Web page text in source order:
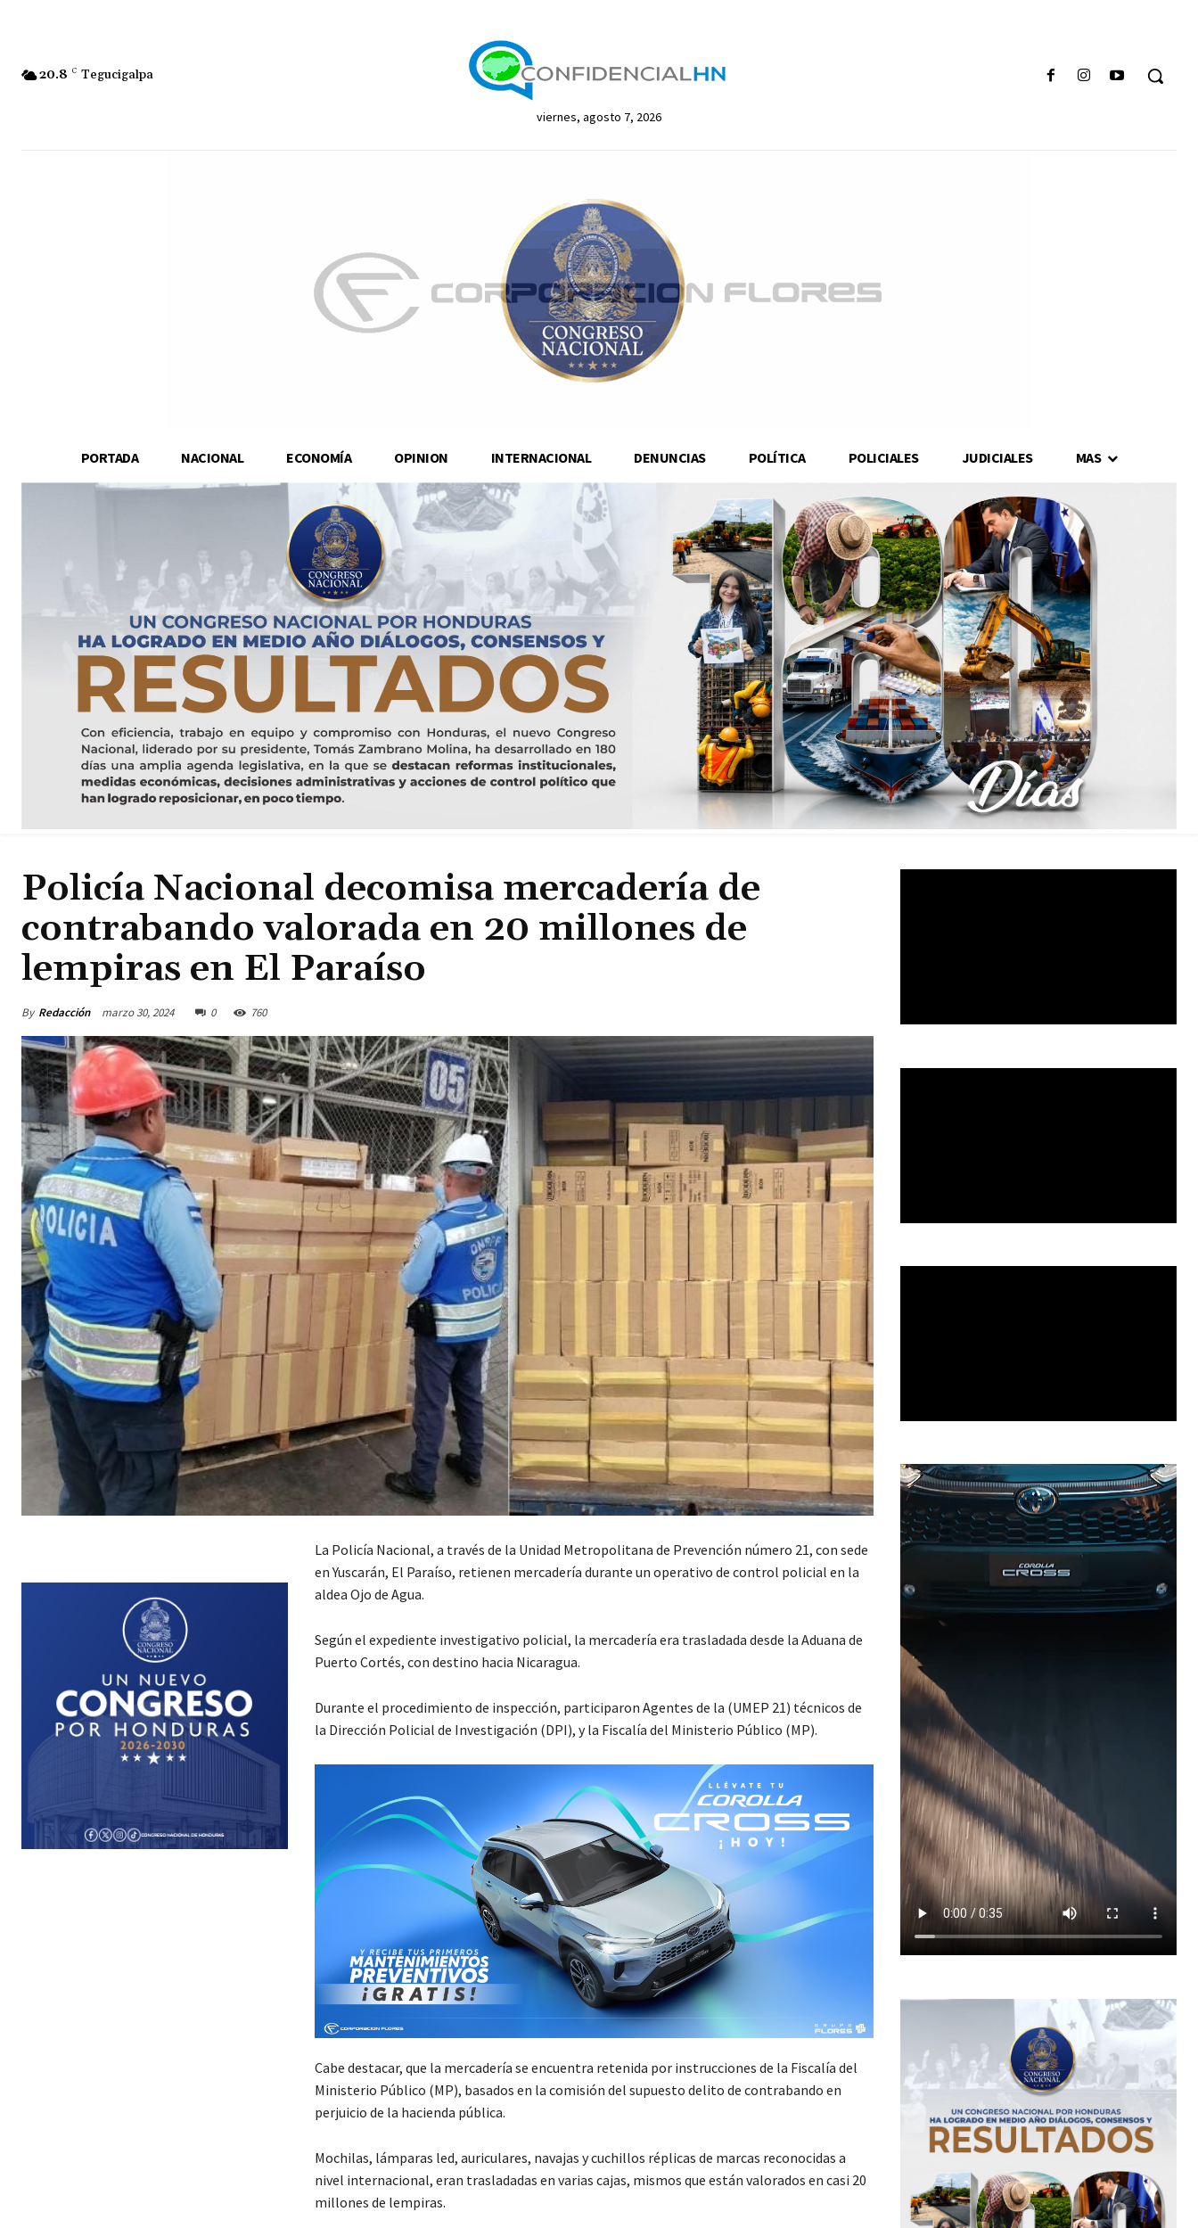
20.8 C Tegucigalpa
viernes, agosto 7, 2026
PORTADA NACIONAL ECONOMÍA OPINION INTERNACIONAL DENUNCIAS POLÍTICA POLICIALES JUDICIALES MAS
Policía Nacional decomisa mercadería de
contrabando valorada en 20 millones de
lempiras en El Paraíso
By Redacción marzo 30, 2024 0 760
La Policía Nacional, a través de la Unidad Metropolitana de Prevención número 21, con sede
en Yuscarán, El Paraíso, retienen mercadería durante un operativo de control policial en la
aldea Ojo de Agua.
Según el expediente investigativo policial, la mercadería era trasladada desde la Aduana de
Puerto Cortés, con destino hacia Nicaragua.
Durante el procedimiento de inspección, participaron Agentes de la (UMEP 21) técnicos de
la Dirección Policial de Investigación (DPI), y la Fiscalía del Ministerio Público (MP).
Cabe destacar, que la mercadería se encuentra retenida por instrucciones de la Fiscalía del
Ministerio Público (MP), basados en la comisión del supuesto delito de contrabando en
perjuicio de la hacienda pública.
Mochilas, lámparas led, auriculares, navajas y cuchillos réplicas de marcas reconocidas a
nivel internacional, eran trasladadas en varias cajas, mismos que están valorados en casi 20
millones de lempiras.